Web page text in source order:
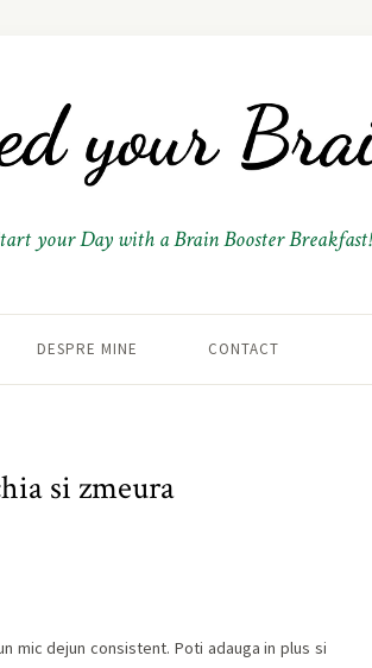
your Day with a Brain Booster Breakfast!
DESPRE MINE CONTACT
si zmeura
mic dejun consistent. Poti adauga in plus si